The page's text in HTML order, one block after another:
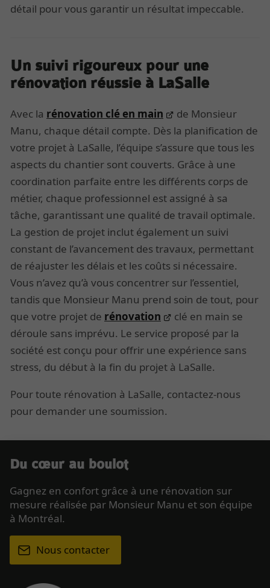
détail pour vous garantir un résultat impeccable.
Un suivi rigoureux pour une
rénovation réussie à LaSalle
Avec la rénovation clé en main
de Monsieur
Manu, chaque détail compte. Dès la planification de
votre projet à LaSalle, l’équipe s’assure que tous les
aspects du chantier sont couverts. Grâce à une
coordination parfaite entre les différents corps de
métier, chaque professionnel est assigné à sa
tâche, garantissant une qualité de travail optimale.
La gestion de projet inclut également un suivi
constant de l’avancement des travaux, permettant
de réajuster les délais et les coûts si nécessaire.
Vous n’avez qu’à vous concentrer sur l’essentiel,
tandis que Monsieur Manu prend soin de tout, pour
que votre projet de rénovation
clé en main se
déroule sans imprévu. Le service proposé par la
société est conçu pour offrir une expérience sans
stress, du début à la fin du projet à LaSalle.
Pour toute rénovation à LaSalle, contactez-nous
pour demander une soumission.
Du cœur au boulot
Gagnez en confort grâce à une rénovation sur
mesure réalisée par Monsieur Manu et son équipe
à Montréal.
Nous contacter